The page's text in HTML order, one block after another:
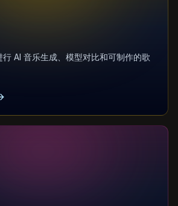
AI 音乐生成、模型对比和可制作的歌